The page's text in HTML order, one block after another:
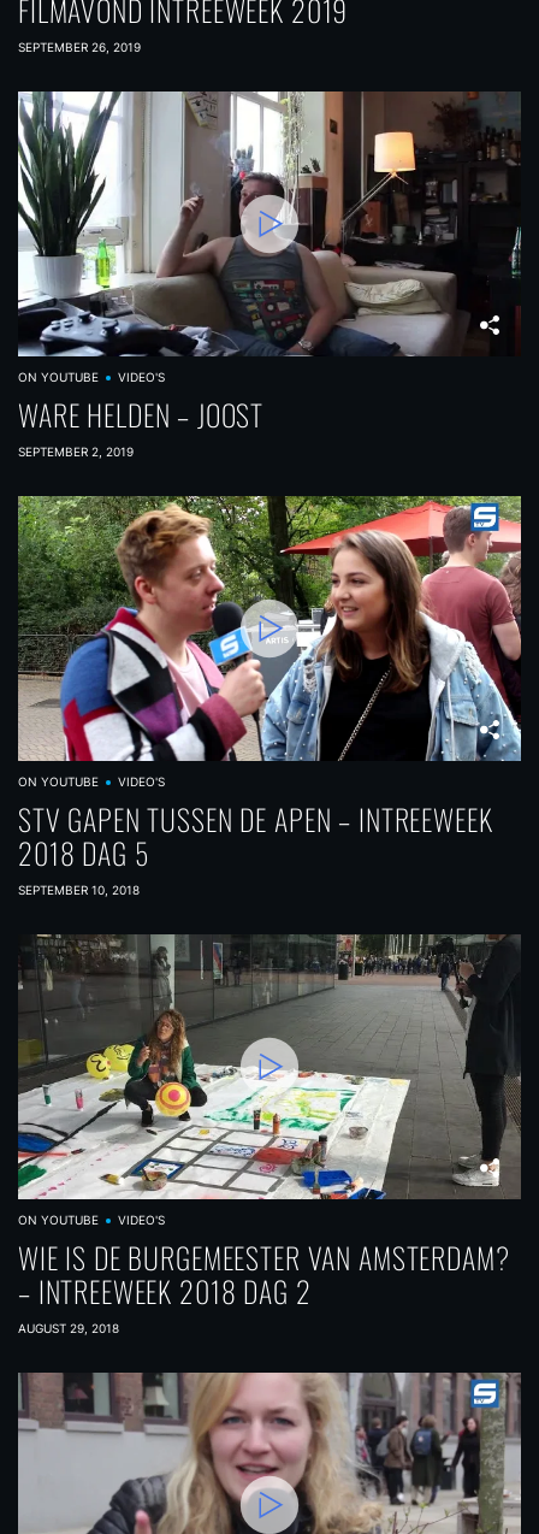
FILMAVOND INTREEWEEK 2019
SEPTEMBER 26, 2019
ON YOUTUBE VIDEO'S
WARE HELDEN – JOOST
SEPTEMBER 2, 2019
ON YOUTUBE VIDEO'S
STV GAPEN TUSSEN DE APEN – INTREEWEEK
2018 DAG 5
SEPTEMBER 10, 2018
ON YOUTUBE VIDEO'S
WIE IS DE BURGEMEESTER VAN AMSTERDAM?
– INTREEWEEK 2018 DAG 2
AUGUST 29, 2018